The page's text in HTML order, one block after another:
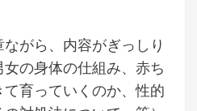
がら、内容がぎっしり
の身体の仕組み、赤ち
育っていくのか、性的